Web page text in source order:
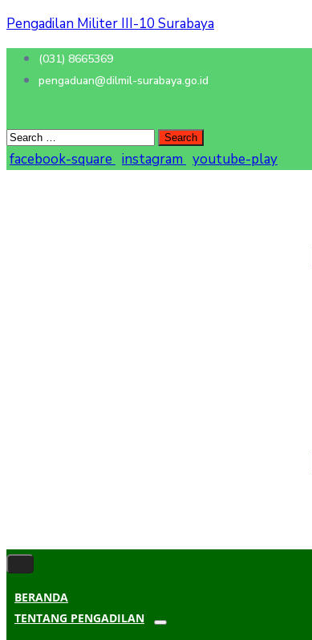
Pengadilan Militer III-10 Surabaya
(031) 8665369
pengaduan@dilmil-surabaya.go.id
facebook-square instagram youtube-play
BERANDA
TENTANG PENGADILAN